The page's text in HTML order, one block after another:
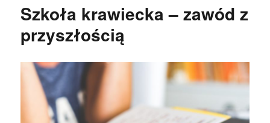
Szkoła krawiecka – zawód z
przyszłością